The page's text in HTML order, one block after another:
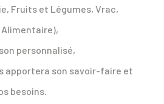
Fruits et Légumes, Vrac,
Alimentaire),
personnalisé,
apportera son savoir-faire et
besoins.